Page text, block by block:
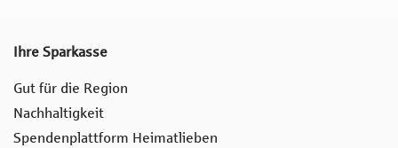
Ihre Sparkasse
Gut für die Region
Nachhaltigkeit
Spendenplattform Heimatlieben